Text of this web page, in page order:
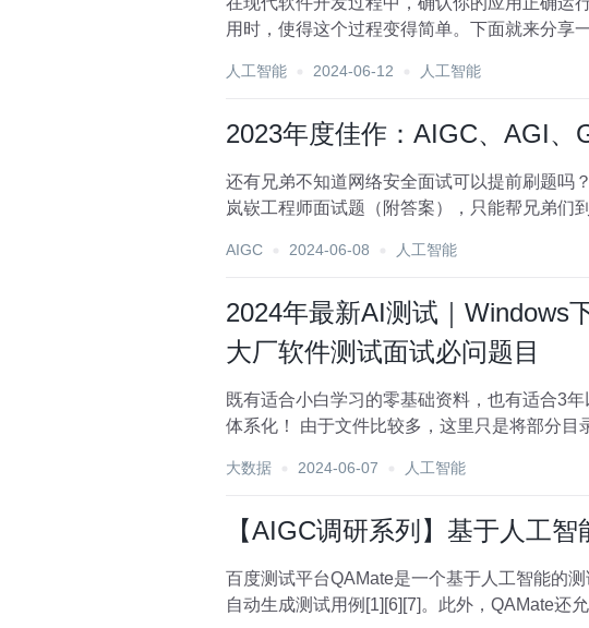
人工智能 2024-06-12 人工智能
2023年度佳作：AIGC、AGI
还有兄弟不知道网络安全面试可以提前刷题吗
岚嵚工程师面试题（附答案），只能帮兄弟们到这儿了
AIGC 2024-06-08 人工智能
2024年最新AI测试｜Windows
大厂软件测试面试必问题目
既有适合小白学习的零基础资料，也有适合3
体系化！ 由于文件比较多，这里只是将部分目录截图出来，全套包含大厂面经、学习笔记、源码讲义、实战项目、大纲路线、讲解
大数据 2024-06-07 人工智能
【AIGC调研系列】基于人工
百度测试平台QAMate是一个基于人工智能的
自动生成测试用例[1][6][7]。此外，QAMate还